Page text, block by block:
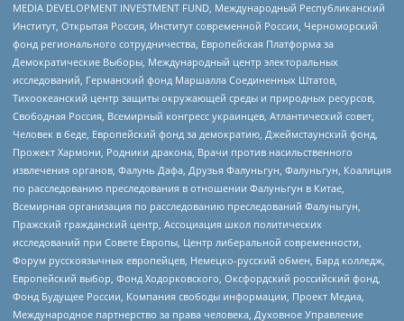
MEDIA DEVELOPMENT INVESTMENT FUND, Международный Республиканский
Институт, Открытая Россия, Институт современной России, Черноморский
фонд регионального сотрудничества, Европейская Платформа за
Демократические Выборы, Международный центр электоральных
исследований, Германский фонд Маршалла Соединенных Штатов,
Тихоокеанский центр защиты окружающей среды и природных ресурсов,
Свободная Россия, Всемирный конгресс украинцев, Атлантический совет,
Человек в беде, Европейский фонд за демократию, Джеймстаунский фонд,
Прожект Хармони, Родники дракона, Врачи против насильственного
извлечения органов, Фалунь Дафа, Друзья Фалуньгун, Фалуньгун, Коалиция
по расследованию преследования в отношении Фалуньгун в Китае,
Всемирная организация по расследованию преследований Фалуньгун,
Пражский гражданский центр, Ассоциация школ политических
исследований при Совете Европы, Центр либеральной современности,
Форум русскоязычных европейцев, Немецко-русский обмен, Бард колледж,
Европейский выбор, Фонд Ходорковского, Оксфордский российский фонд,
Фонд Будущее России, Компания свободы информации, Проект Медиа,
Международное партнерство за права человека, Духовное Управление